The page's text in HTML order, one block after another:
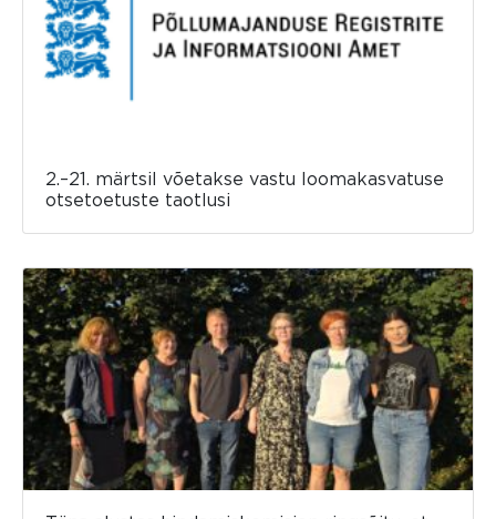
2.–21. märtsil võetakse vastu loomakasvatuse
otsetoetuste taotlusi